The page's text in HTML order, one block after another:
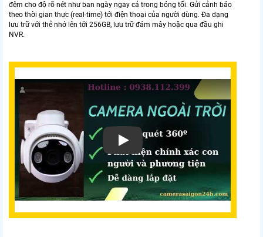
đêm cho độ rõ nét như ban ngày ngay cả trong bóng tối. Gửi cảnh báo
theo thời gian thực (real-time) tới điện thoại của người dùng. Đa dạng
lưu trữ với thẻ nhớ lên tới 256GB, lưu trữ đám mây hoặc qua đầu ghi
NVR.